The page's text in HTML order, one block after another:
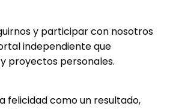
y participar con nosotros
independiente que
proyectos personales.
felicidad como un resultado,